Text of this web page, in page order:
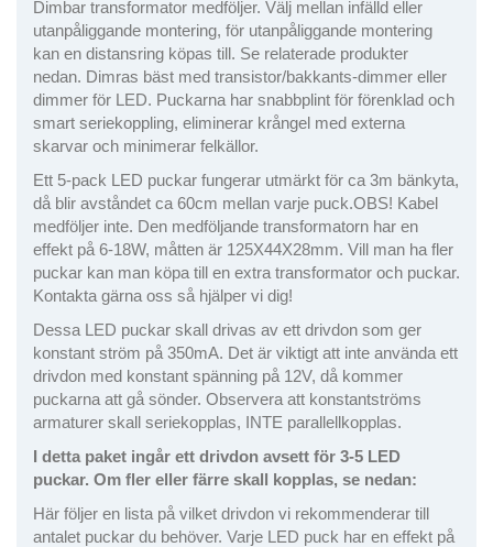
Dimbar transformator medföljer. Välj mellan infälld eller
utanpåliggande montering, för utanpåliggande montering
kan en distansring köpas till. Se relaterade produkter
nedan. Dimras bäst med transistor/bakkants-dimmer eller
dimmer för LED. Puckarna har snabbplint för förenklad och
smart seriekoppling, eliminerar krångel med externa
skarvar och minimerar felkällor.
Ett 5-pack LED puckar fungerar utmärkt för ca 3m bänkyta,
då blir avståndet ca 60cm mellan varje puck.OBS! Kabel
medföljer inte. Den medföljande transformatorn har en
effekt på 6-18W, måtten är 125X44X28mm. Vill man ha fler
puckar kan man köpa till en extra transformator och puckar.
Kontakta gärna oss så hjälper vi dig!
Dessa LED puckar skall drivas av ett drivdon som ger
konstant ström på 350mA. Det är viktigt att inte använda ett
drivdon med konstant spänning på 12V, då kommer
puckarna att gå sönder. Observera att konstantströms
armaturer skall seriekopplas, INTE parallellkopplas.
I detta paket ingår ett drivdon avsett för 3-5 LED
puckar. Om fler eller färre skall kopplas, se nedan:
Här följer en lista på vilket drivdon vi rekommenderar till
antalet puckar du behöver. Varje LED puck har en effekt på